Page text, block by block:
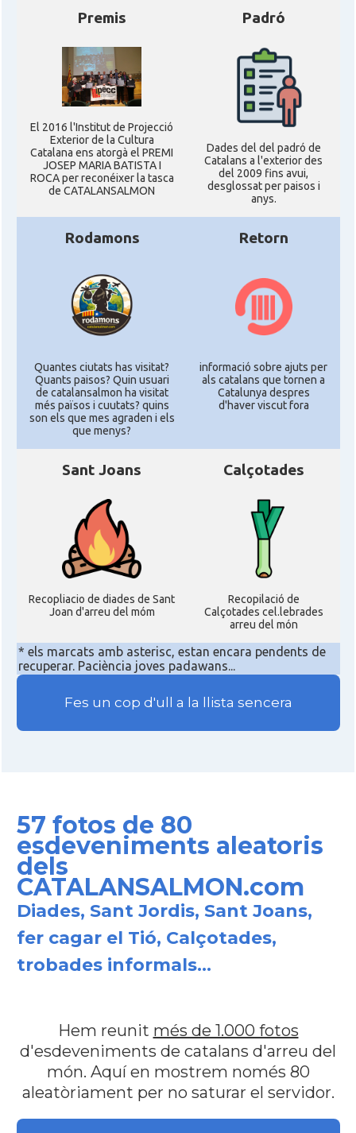
Premis
El 2016 l'Institut de Projecció
Exterior de la Cultura
Catalana ens atorgà el PREMI
JOSEP MARIA BATISTA I
ROCA per reconéixer la tasca
de CATALANSALMON
Padró
Dades del del padró de
Catalans a l'exterior des
del 2009 fins avui,
desglossat per paisos i
anys.
Rodamons
Quantes ciutats has visitat?
Quants paisos? Quin usuari
de catalansalmon ha visitat
més països i cuutats? quins
son els que mes agraden i els
que menys?
Retorn
informació sobre ajuts per
als catalans que tornen a
Catalunya despres
d'haver viscut fora
Sant Joans
Recopliacio de diades de Sant
Joan d'arreu del móm
Calçotades
Recopilació de
Calçotades cel.lebrades
arreu del món
* els marcats amb asterisc, estan encara pendents de
recuperar. Paciència joves padawans...
Fes un cop d'ull a la llista sencera
57 fotos de 80
esdeveniments aleatoris
dels
CATALANSALMON.com
Diades, Sant Jordis, Sant Joans,
fer cagar el Tió, Calçotades,
trobades informals...
Hem reunit més de 1.000 fotos
d'esdeveniments de catalans d'arreu del
món. Aquí en mostrem només 80
aleatòriament per no saturar el servidor.